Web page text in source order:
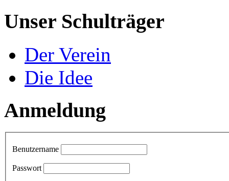
Unser Schulträger
Der Verein
Die Idee
Anmeldung
Benutzername
Passwort